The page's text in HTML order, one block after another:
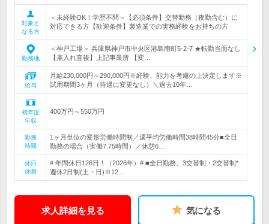
対象と
なる方
＜未経験OK！学歴不問＞【必須条件】交替勤務（夜勤含む）に
対応できる方【歓迎条件】製造業での実務経験をお持ちの方
勤務地
＜神戸工場＞ 兵庫県神戸市中央区港島南町5-2-7 ★転勤当面なし
【雇入れ直後】上記事業所 【変…
給与
月給230,000円～290,000円※経験、能力を考慮の上決定します※
試用期間3ヶ月（待遇に変更なし）＼過去10年…
初年度
年収
400万円～550万円
勤務
時間
1ヶ月単位の変形労働時間制／週平均労働時間38時間45分■全日
勤務の場合（実働7.75時間）／休憩6…
休日
休暇
# 年間休日126日！（2026年）# ■全日勤務、3交替制・2交替制*
週休2日制(土・日)※12…
求人詳細を見る 気になる